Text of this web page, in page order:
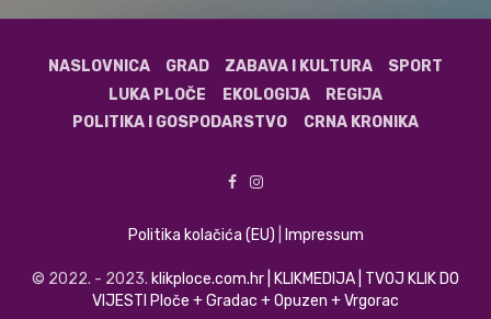
NASLOVNICA GRAD ZABAVA I KULTURA
SPORT
LUKA PLOČE
EKOLOGIJA
REGIJA
POLITIKA I GOSPODARSTVO
CRNA KRONIKA
Politika kolačića (EU) Impressum
© 2022. - 2023. klikploce.com.hr | KLIKMEDIJA | TVOJ KLIK DO
VIJESTI Ploče + Gradac + Opuzen + Vrgorac